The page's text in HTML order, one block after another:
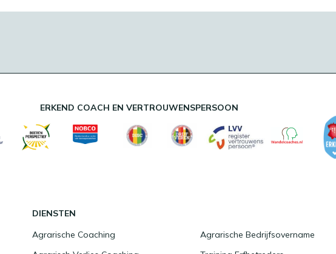
ERKEND COACH EN VERTROUWENSPERSOON
DIENSTEN
Agrarische Coaching
Agrarische Bedrijfsovername